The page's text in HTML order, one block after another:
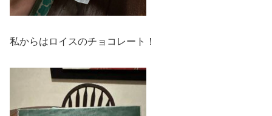
私からはロイスのチョコレート！